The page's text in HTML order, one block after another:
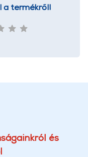
a termékről!
és